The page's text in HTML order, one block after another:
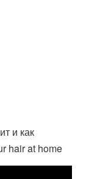
и как
hair at home